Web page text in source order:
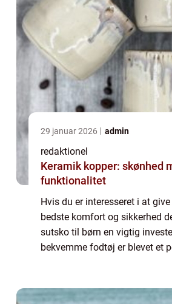
29 januar 2026 admin
redaktionel
Keramik kopper: skønhed
funktionalitet
Hvis du er interesseret i at
bedste komfort og sikkerhed
sutsko til børn en vigtig
bekvemme fodtøj er blevet et